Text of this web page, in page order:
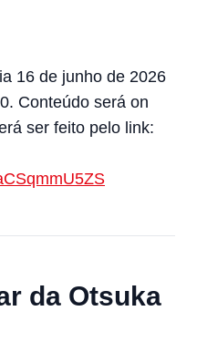
16 de junho de 2026
Conteúdo será on
ser feito pelo link:
da Otsuka